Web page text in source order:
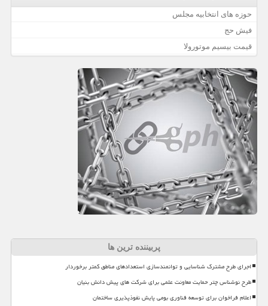
حوزه های انتخابیه مجلس
فیش حج
قیمت بیسیم موتورولا
پربیننده ترین ها
اجرای طرح مشترک شناسایی و توانمندسازی استعدادهای مناطق کمتر برخوردار
طرح نوشناس چتر حمایت معاونت علمی برای شرکت های پیش دانش بنیان
اعلام فراخوان برای توسعه فناوری بومی پایش نفوذپذیری ساختمان